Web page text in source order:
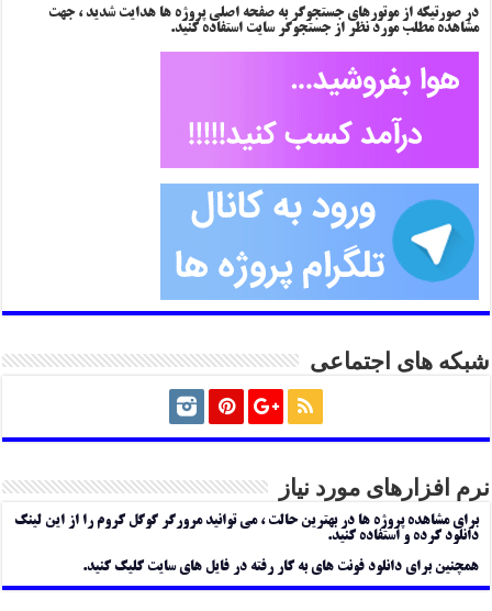
در صورتیکه از موتورهای جستجوگر به صفحه اصلی پروژه ها هدایت شدید ، جهت
مشاهده مطلب مورد نظر از جستجوگر سایت استفاده کنید.
شبکه های اجتماعی
نرم افزارهای مورد نیاز
برای مشاهده پروژه ها در بهترین حالت ، می توانید مرورگر گوگل کروم را از این لینک
دانلود کرده و استفاده کنید.
همچنین برای دانلود فونت های به کار رفته در فایل های سایت کلیک کنید.